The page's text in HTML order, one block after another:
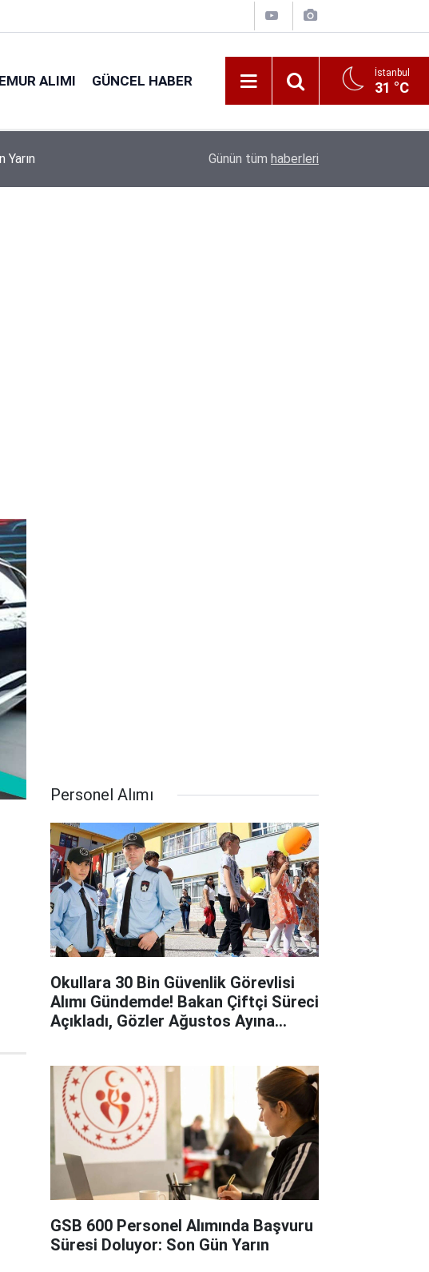
ALIMI GÜNCEL HABER İstanbul
31 °C
Yarın Kıyı Emniyeti Genel Müdürlüğü 26 İşçi Alımı
Günün tüm haberleri
Personel Alımı
Okullara 30 Bin Güvenlik Görevlisi
Alımı Gündemde! Bakan Çiftçi Süreci
Açıkladı, Gözler Ağustos Ayına
GSB 600 Personel Alımında Başvuru
Süresi Doluyor: Son Gün Yarın